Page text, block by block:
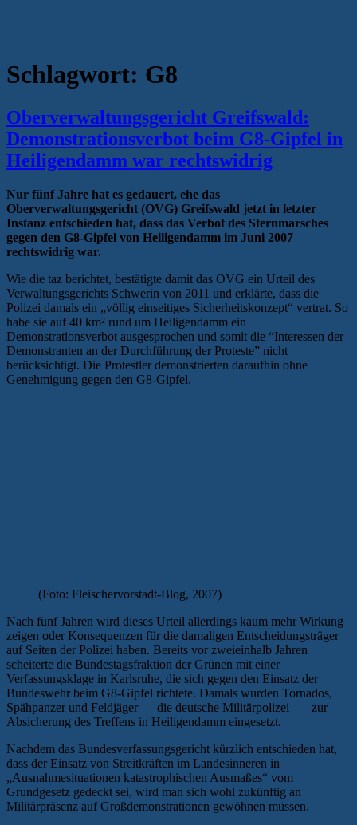
Schlagwort: G8
Oberverwaltungsgericht Greifswald:
Demonstrationsverbot beim G8-Gipfel in
Heiligendamm war rechtswidrig
Nur fünf Jahre hat es gedauert, ehe das
Oberverwaltungsgericht (OVG) Greifswald jetzt in letzter
Instanz entschieden hat, dass das Verbot des Sternmarsches
gegen den G8-Gipfel von Heiligendamm im Juni 2007
rechtswidrig war.
Wie die taz berichtet, bestätigte damit das OVG ein Urteil des
Verwaltungsgerichts Schwerin von 2011 und erklärte, dass die
Polizei damals ein „völlig einseitiges Sicherheitskonzept“ vertrat. So
habe sie auf 40 km² rund um Heiligendamm ein
Demonstrationsverbot ausgesprochen und somit die “Interessen der
Demonstranten an der Durchführung der Proteste” nicht
berücksichtigt. Die Protestler demonstrierten daraufhin ohne
Genehmigung gegen den G8-Gipfel.
(Foto: Fleischervorstadt-Blog, 2007)
Nach fünf Jahren wird dieses Urteil allerdings kaum mehr Wirkung
zeigen oder Konsequenzen für die damaligen Entscheidungsträger
auf Seiten der Polizei haben. Bereits vor zweieinhalb Jahren
scheiterte die Bundestagsfraktion der Grünen mit einer
Verfassungsklage in Karlsruhe, die sich gegen den Einsatz der
Bundeswehr beim G8-Gipfel richtete. Damals wurden Tornados,
Spähpanzer und Feldjäger — die deutsche Militärpolizei — zur
Absicherung des Treffens in Heiligendamm eingesetzt.
Nachdem das Bundesverfassungsgericht kürzlich entschieden hat,
dass der Einsatz von Streitkräften im Landesinneren in
„Ausnahmesituationen katastrophischen Ausmaßes“ vom
Grundgesetz gedeckt sei, wird man sich wohl zukünftig an
Militärpräsenz auf Großdemonstrationen gewöhnen müssen.